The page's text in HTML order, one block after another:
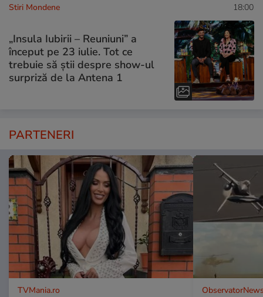
Stiri Mondene 18:00
„Insula Iubirii – Reuniuni” a
început pe 23 iulie. Tot ce
trebuie să știi despre show-ul
surpriză de la Antena 1
PARTENERI
TVMania.ro